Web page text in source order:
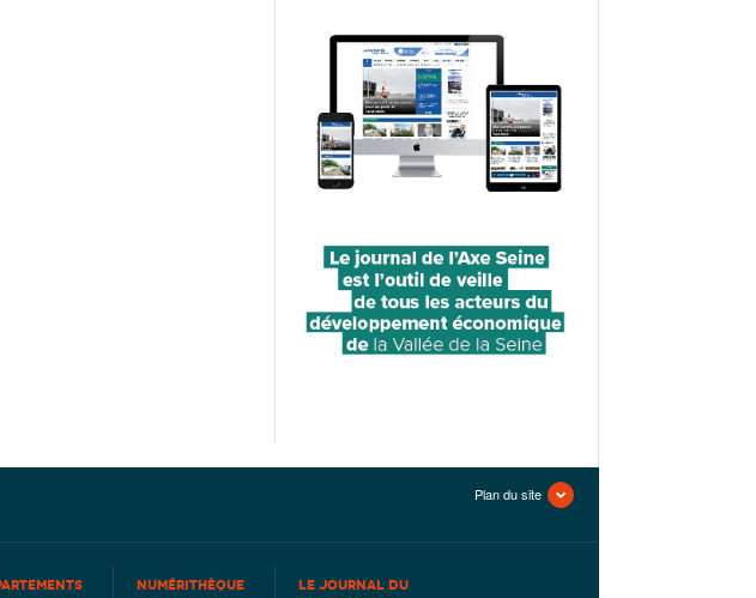
Plan du site
NUMÉRITHÈQUE
LE JOURNAL DU